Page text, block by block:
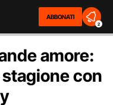
ABBONATI
2
amore:
con